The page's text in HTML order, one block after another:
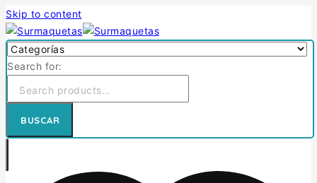
Skip to content
Search for:
BUSCAR